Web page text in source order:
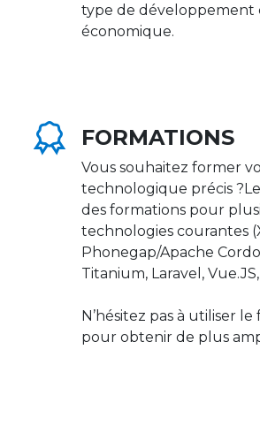
type de développement
économique.
FORMATIONS
Vous souhaitez former
technologique précis
des formations pour
technologies courantes
Phonegap/Apache
Titanium, Laravel,
N’hésitez pas à utiliser
pour obtenir de plus